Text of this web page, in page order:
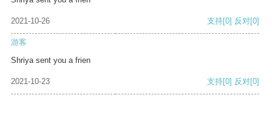
2021-10-26 支持[0] 反对[0]
游客
Shriya sent you a frien
2021-10-23 支持[0] 反对[0]